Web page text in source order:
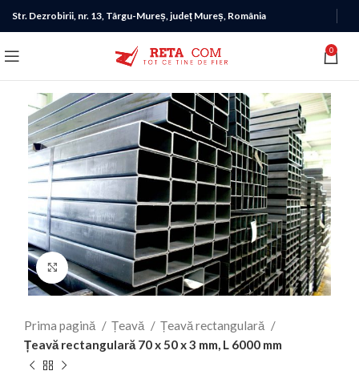
Str. Dezrobirii, nr. 13, Târgu-Mureș, județ Mureș, România
0
Click to enlarge
Prima pagină Țeavă
Țeavă rectangulară
Țeavă rectangulară 70 x 50 x 3 mm, L 6000 mm